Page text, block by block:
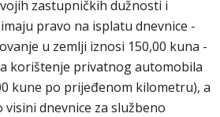
zastupničkih dužnosti i
pravo na isplatu dnevnice -
u zemlji iznosi 150,00 kuna -
korištenje privatnog automobila
kune po prijeđenom kilometru), a
visini dnevnice za službeno